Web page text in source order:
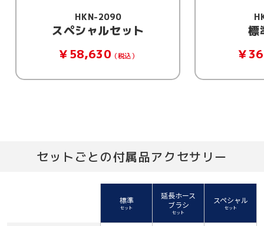
HKN-2090
スペシャルセット
￥58,630 （税込）
標
￥
セットごとの付属品アクセサリー
標準
セット
延長ホース
ブラシ
セット
スペシャル
セット